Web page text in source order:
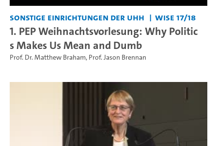
Sonstige Einrichtungen der UHH WiSe 17/18
1. PEP Weihnachtsvorlesung: Why Politic
s Makes Us Mean and Dumb
Prof. Dr. Matthew Braham, Prof. Jason Brennan